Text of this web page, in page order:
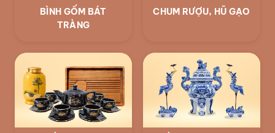
BÌNH GỐM BÁT
TRÀNG
CHUM RƯỢU, HŨ GẠO